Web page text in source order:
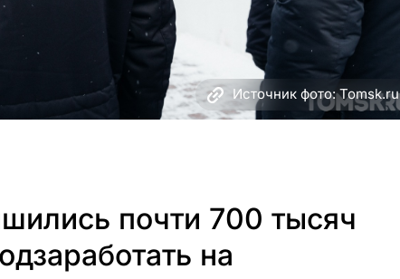
Источник фото: Tomsk.ru
почти 700 тысяч
на